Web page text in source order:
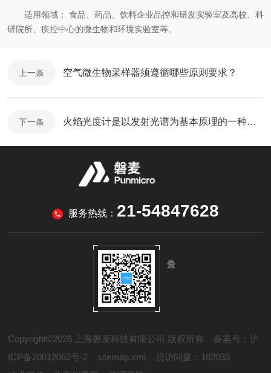
适用领域： 食品、药品、饮料企业品控和研发实验室及高校、科
研院所、疾控中心的微生物和环境实验室等。
上一条 空气微生物采样器须遵循哪些原则要求？
下一条 火焰光度计是以发射光谱为基本原理的一种分析仪器
服务热线： 21-54847628
Copyright©2026 上海磐麦科技有限公司 版权所有 备案号：沪
ICP备20012062号-2
sitemap.xml 总访问量：182033